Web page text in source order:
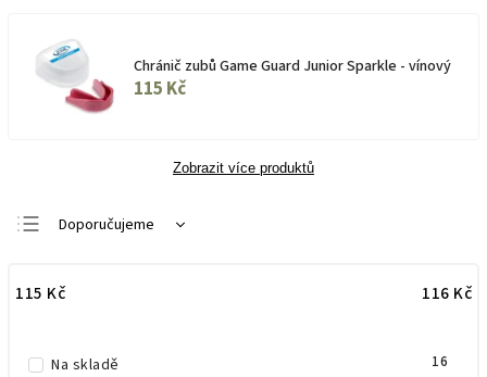
Chránič zubů Game Guard Junior Sparkle - vínový
115 Kč
Zobrazit více produktů
Doporučujeme
Nejdražší
Abecedně
115 Kč 116 Kč
Na skladě 16